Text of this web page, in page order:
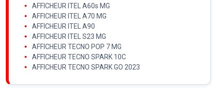
AFFICHEUR ITEL A60s MG
AFFICHEUR ITEL A70 MG
AFFICHEUR ITEL A90
AFFICHEUR ITEL S23 MG
AFFICHEUR TECNO POP 7 MG
AFFICHEUR TECNO SPARK 10C
AFFICHEUR TECNO SPARK GO 2023